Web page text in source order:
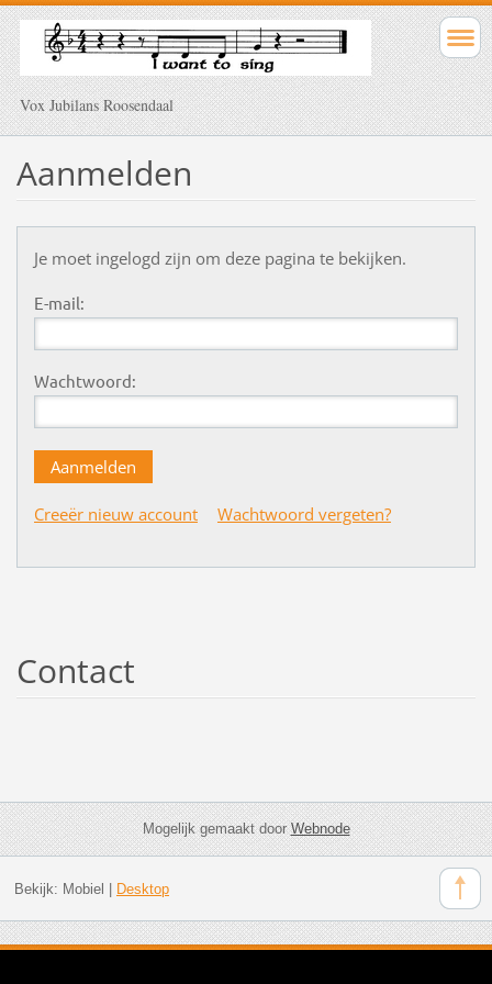
Vox Jubilans Roosendaal
Aanmelden
Je moet ingelogd zijn om deze pagina te bekijken.
E-mail:
Wachtwoord:
Creeër nieuw account Wachtwoord vergeten?
Contact
Mogelijk gemaakt doorWebnode
Bekijk: Mobiel Desktop